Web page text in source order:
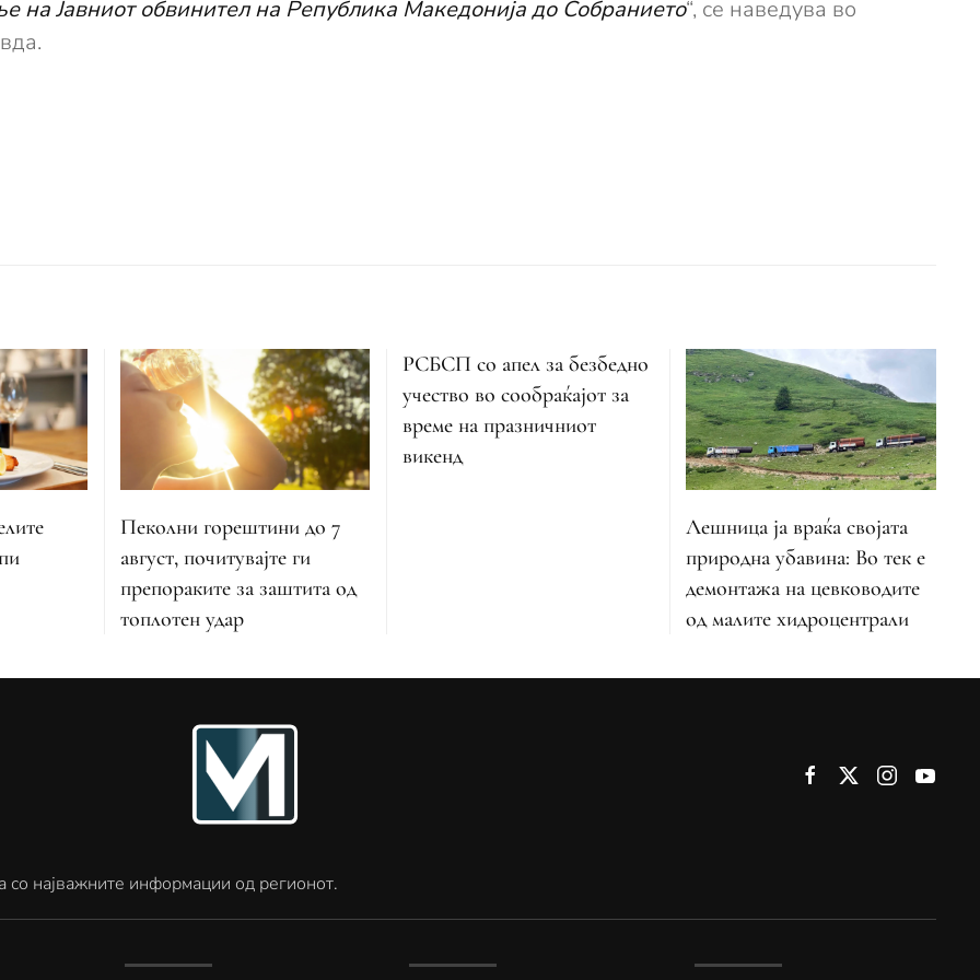
на Јавниот обвинител на Република Македонија до Собранието“, се наведува во
Пеколни горештини до 7
август, почитувајте ги
препораките за заштита од
топлотен удар
РСБСП со апел за безбедно
учество во сообраќајот за
време на празничниот
викенд
Лешница ја враќа својата
природна убавина: Во тек е
демонтажа на цевководите
од малите хидроцентрали
најважните информации од регионот.